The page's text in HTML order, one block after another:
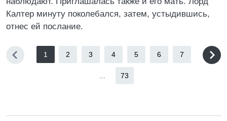
Калтер минуту поколебался, затем, устыдившись,
отнес ей послание.
1 2 3 4 5 6 7
73